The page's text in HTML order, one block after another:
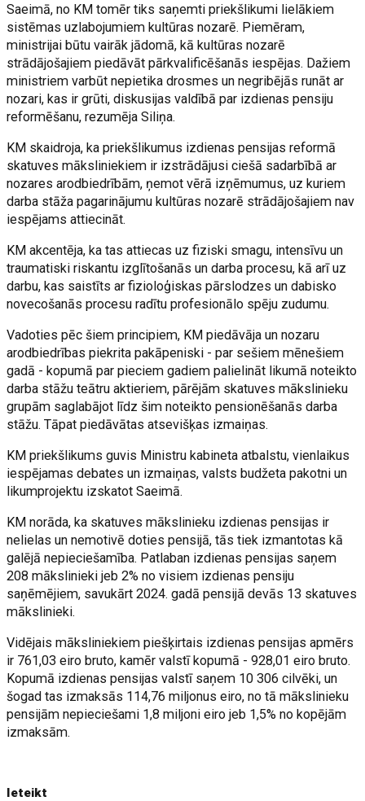
Saeimā, no KM tomēr tiks saņemti priekšlikumi lielākiem
sistēmas uzlabojumiem kultūras nozarē. Piemēram,
ministrijai būtu vairāk jādomā, kā kultūras nozarē
strādājošajiem piedāvāt pārkvalificēšanās iespējas. Dažiem
ministriem varbūt nepietika drosmes un negribējās runāt ar
nozari, kas ir grūti, diskusijas valdībā par izdienas pensiju
reformēšanu, rezumēja Siliņa.
KM skaidroja, ka priekšlikumus izdienas pensijas reformā
skatuves māksliniekiem ir izstrādājusi ciešā sadarbībā ar
nozares arodbiedrībām, ņemot vērā izņēmumus, uz kuriem
darba stāža pagarinājumu kultūras nozarē strādājošajiem nav
iespējams attiecināt.
KM akcentēja, ka tas attiecas uz fiziski smagu, intensīvu un
traumatiski riskantu izglītošanās un darba procesu, kā arī uz
darbu, kas saistīts ar fizioloģiskas pārslodzes un dabisko
novecošanās procesu radītu profesionālo spēju zudumu.
Vadoties pēc šiem principiem, KM piedāvāja un nozaru
arodbiedrības piekrita pakāpeniski - par sešiem mēnešiem
gadā - kopumā par pieciem gadiem palielināt likumā noteikto
darba stāžu teātru aktieriem, pārējām skatuves mākslinieku
grupām saglabājot līdz šim noteikto pensionēšanās darba
stāžu. Tāpat piedāvātas atsevišķas izmaiņas.
KM priekšlikums guvis Ministru kabineta atbalstu, vienlaikus
iespējamas debates un izmaiņas, valsts budžeta pakotni un
likumprojektu izskatot Saeimā.
KM norāda, ka skatuves mākslinieku izdienas pensijas ir
nelielas un nemotivē doties pensijā, tās tiek izmantotas kā
galējā nepieciešamība. Patlaban izdienas pensijas saņem
208 mākslinieki jeb 2% no visiem izdienas pensiju
saņēmējiem, savukārt 2024. gadā pensijā devās 13 skatuves
mākslinieki.
Vidējais māksliniekiem piešķirtais izdienas pensijas apmērs
ir 761,03 eiro bruto, kamēr valstī kopumā - 928,01 eiro bruto.
Kopumā izdienas pensijas valstī saņem 10 306 cilvēki, un
šogad tas izmaksās 114,76 miljonus eiro, no tā mākslinieku
pensijām nepieciešami 1,8 miljoni eiro jeb 1,5% no kopējām
izmaksām.
Ieteikt